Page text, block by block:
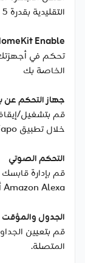
التقليدية بقدرة 5 واط.
Enable
الخاصة بك
جهاز التحكم عن
قم بتشغيل/
خلال تطبيق Tapo
التحكم الصوتي
قم بإدارة قابسك
Amazon Alexa أو Siri أو Google Assistant.
الجدول والمؤقت
قم بتعيين
المتصلة.